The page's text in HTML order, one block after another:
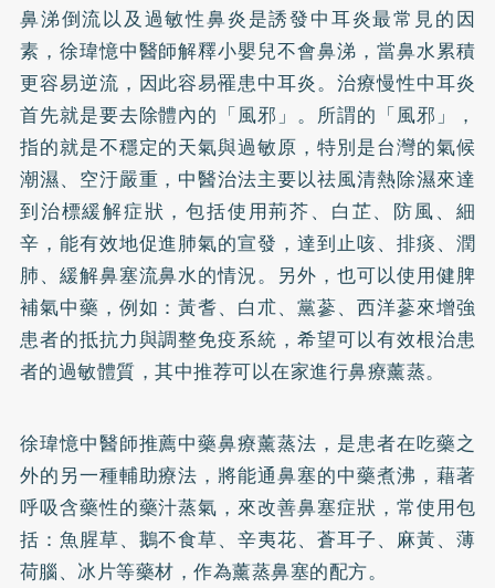
鼻涕倒流以及過敏性鼻炎是誘發中耳炎最常見的因
素，徐瑋憶中醫師解釋小嬰兒不會鼻涕，當鼻水累積
更容易逆流，因此容易罹患中耳炎。治療慢性中耳炎
首先就是要去除體內的「風邪」。所謂的「風邪」，
指的就是不穩定的天氣與過敏原，特別是台灣的氣候
潮濕、空汙嚴重，中醫治法主要以祛風清熱除濕來達
到治標緩解症狀，包括使用荊芥、白芷、防風、細
辛，能有效地促進肺氣的宣發，達到止咳、排痰、潤
肺、緩解鼻塞流鼻水的情況。另外，也可以使用健脾
補氣中藥，例如：黃耆、白朮、黨蔘、西洋蔘來增強
患者的抵抗力與調整免疫系統，希望可以有效根治患
者的過敏體質，其中推荐可以在家進行鼻療薰蒸。
徐瑋憶中醫師推薦中藥鼻療薰蒸法，是患者在吃藥之
外的另一種輔助療法，將能通鼻塞的中藥煮沸，藉著
呼吸含藥性的藥汁蒸氣，來改善鼻塞症狀，常使用包
括：魚腥草、鵝不食草、辛夷花、蒼耳子、麻黃、薄
荷腦、冰片等藥材，作為薰蒸鼻塞的配方。